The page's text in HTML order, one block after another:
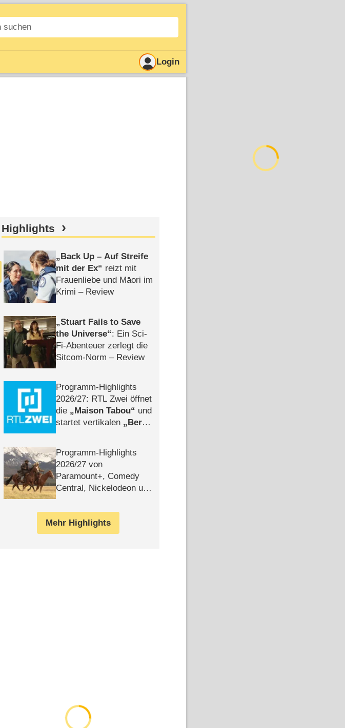
Login
Highlights
Back Up – Auf Streife
mit der Ex
reizt mit
Frauenliebe und Māori im
Krimi – Review
Stuart Fails to Save
the Universe : Ein Sci-
Fi-Abenteuer zerlegt die
Sitcom-Norm – Review
Programm-Highlights
2026/​27: RTL Zwei öffnet
die
Maison Tabou
und
startet vertikalen
Berlin
Programm-Highlights
2026/​27 von
Paramount+, Comedy
Central, Nickelodeon und
Mehr Highlights